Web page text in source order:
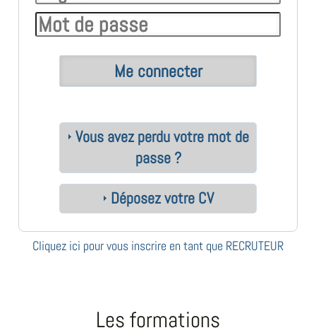
Vous avez perdu votre mot de
passe ?
Déposez votre CV
Cliquez ici pour vous inscrire en tant que RECRUTEUR
Les formations